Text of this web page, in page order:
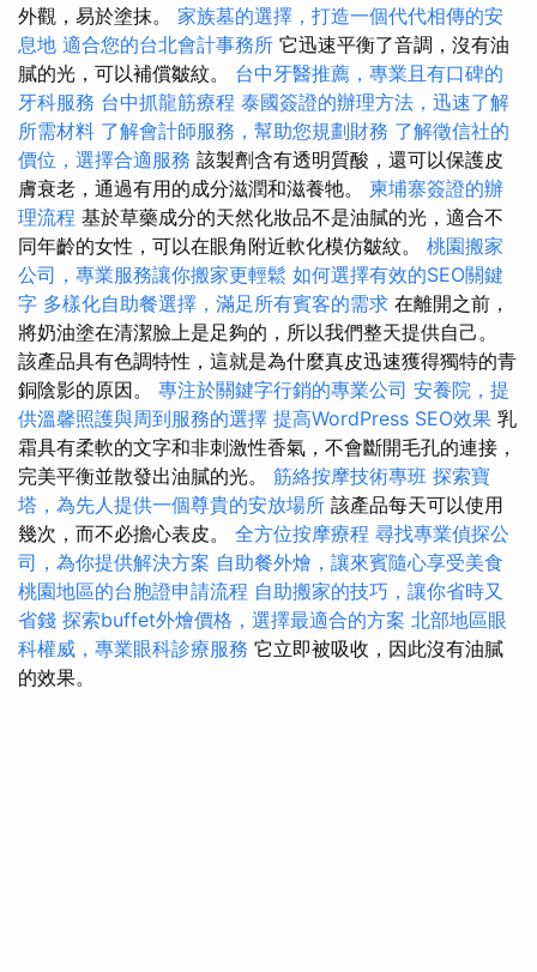
外觀，易於塗抹。 家族墓的選擇，打造一個代代相傳的安
息地 適合您的台北會計事務所 它迅速平衡了音調，沒有油
膩的光，可以補償皺紋。 台中牙醫推薦，專業且有口碑的
牙科服務 台中抓龍筋療程 泰國簽證的辦理方法，迅速了解
所需材料 了解會計師服務，幫助您規劃財務 了解徵信社的
價位，選擇合適服務 該製劑含有透明質酸，還可以保護皮
膚衰老，通過有用的成分滋潤和滋養牠。 柬埔寨簽證的辦
理流程 基於草藥成分的天然化妝品不是油膩的光，適合不
同年齡的女性，可以在眼角附近軟化模仿皺紋。 桃園搬家
公司，專業服務讓你搬家更輕鬆 如何選擇有效的SEO關鍵
字 多樣化自助餐選擇，滿足所有賓客的需求 在離開之前，
將奶油塗在清潔臉上是足夠的，所以我們整天提供自己。
該產品具有色調特性，這就是為什麼真皮迅速獲得獨特的青
銅陰影的原因。 專注於關鍵字行銷的專業公司 安養院，提
供溫馨照護與周到服務的選擇 提高WordPress SEO效果 乳
霜具有柔軟的文字和非刺激性香氣，不會斷開毛孔的連接，
完美平衡並散發出油膩的光。 筋絡按摩技術專班 探索寶
塔，為先人提供一個尊貴的安放場所 該產品每天可以使用
幾次，而不必擔心表皮。 全方位按摩療程 尋找專業偵探公
司，為你提供解決方案 自助餐外燴，讓來賓隨心享受美食
桃園地區的台胞證申請流程 自助搬家的技巧，讓你省時又
省錢 探索buffet外燴價格，選擇最適合的方案 北部地區眼
科權威，專業眼科診療服務 它立即被吸收，因此沒有油膩
的效果。